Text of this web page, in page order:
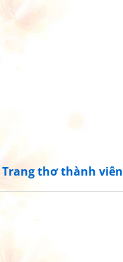
Trang thơ thành viên